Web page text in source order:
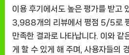
이용 후기에서도 높은 평가를 받고
3,988개의 리뷰에서 평점 5/5로
만족한 결과로 나타납니다. 이와 같
게 할 수 있게 해 주며, 사용자들의